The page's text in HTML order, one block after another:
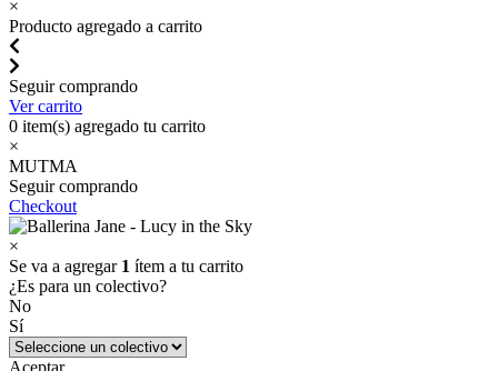
×
Producto agregado a carrito
Seguir comprando
Ver carrito
0 item(s) agregado tu carrito
×
MUTMA
Seguir comprando
Checkout
×
Se va a agregar 1 ítem a tu carrito
¿Es para un colectivo?
No
Sí
Aceptar